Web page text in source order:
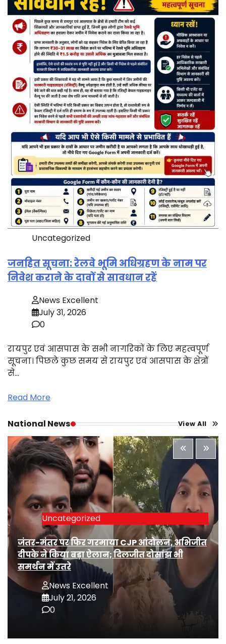
Uncategorized
जनहित सूचना: रेलवे भूमि अधिग्रहण के नाम पर
निवेश कराने के दावों से सावधान रहें
News Excellent
July 31, 2026
0
रायपुर एवं आसपास के सभी नागरिकों के लिए महत्वपूर्ण
सूचना। पिछले कुछ समय से रायपुर एवं आसपास के क्षेत्रों
से…
Read More
National News View All
Uncategorized
जंतर-मंतर पर फिर गरमाया CJP आंदोलन, अभिजीत
दीपके ने किया बड़ा ऐलान; दिलजीत दोसांझ भी
समर्थन में उतरे
News Excellent
July 21, 2026
0